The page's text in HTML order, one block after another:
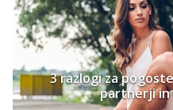
3 razlogi za
partnerji in